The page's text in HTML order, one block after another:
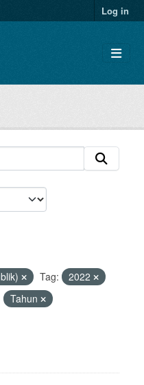
Log in
Tag:
2022
Tahun